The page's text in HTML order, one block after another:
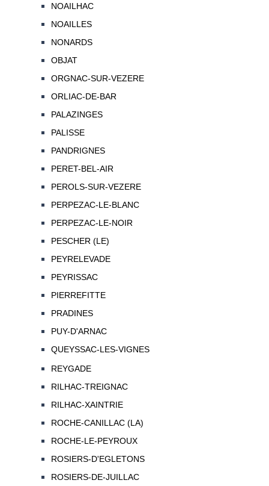
NOAILHAC
NOAILLES
NONARDS
OBJAT
ORGNAC-SUR-VEZERE
ORLIAC-DE-BAR
PALAZINGES
PALISSE
PANDRIGNES
PERET-BEL-AIR
PEROLS-SUR-VEZERE
PERPEZAC-LE-BLANC
PERPEZAC-LE-NOIR
PESCHER (LE)
PEYRELEVADE
PEYRISSAC
PIERREFITTE
PRADINES
PUY-D'ARNAC
QUEYSSAC-LES-VIGNES
REYGADE
RILHAC-TREIGNAC
RILHAC-XAINTRIE
ROCHE-CANILLAC (LA)
ROCHE-LE-PEYROUX
ROSIERS-D'EGLETONS
ROSIERS-DE-JUILLAC